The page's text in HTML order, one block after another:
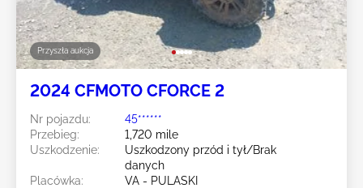
Przyszła aukcja
2024 CFMOTO CFORCE 2
Nr pojazdu:
45******
Przebieg:
1,720 mile
Uszkodzenie:
Uszkodzony przód i tył/Brak
danych
Placówka:
VA - PULASKI